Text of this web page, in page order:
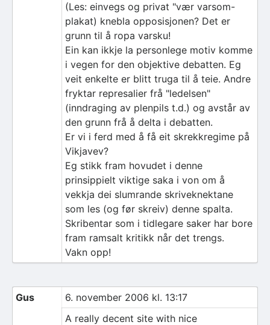
(Les: einvegs og privat "vær varsom-
plakat) knebla opposisjonen? Det er
grunn til å ropa varsku!
Ein kan ikkje la personlege motiv komme
i vegen for den objektive debatten. Eg
veit enkelte er blitt truga til å teie. Andre
fryktar represalier frå "ledelsen"
(inndraging av plenpils t.d.) og avstår av
den grunn frå å delta i debatten.
Er vi i ferd med å få eit skrekkregime på
Vikjavev?
Eg stikk fram hovudet i denne
prinsippielt viktige saka i von om å
vekkja dei slumrande skriveknektane
som les (og før skreiv) denne spalta.
Skribentar som i tidlegare saker har bore
fram ramsalt kritikk når det trengs.
Vakn opp!
Gus
6. november 2006 kl. 13:17
A really decent site with nice